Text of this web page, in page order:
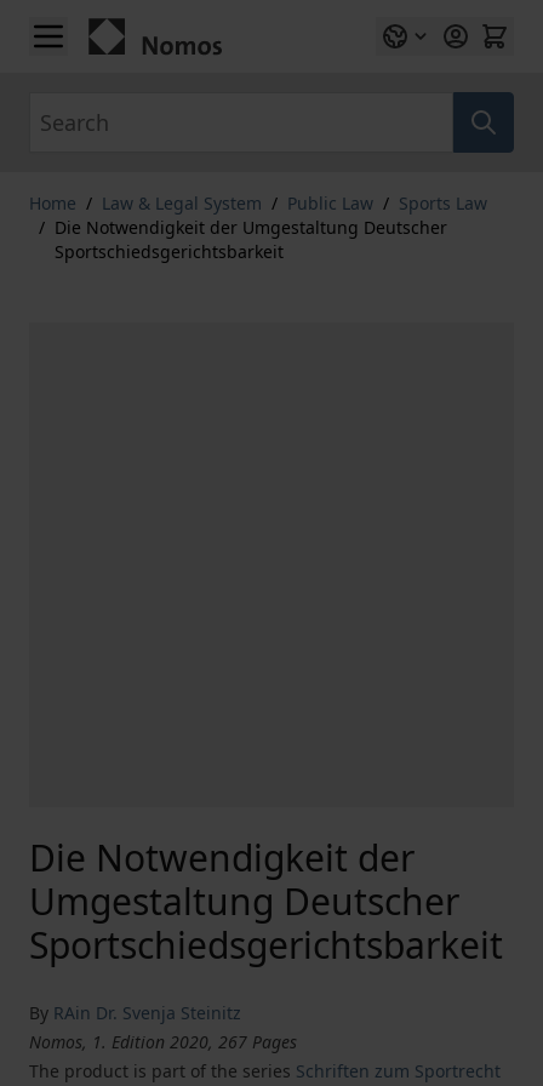
Skip to Content
Home / Law & Legal System / Public Law / Sports Law
/ Die Notwendigkeit der Umgestaltung Deutscher
Sportschiedsgerichtsbarkeit
Die Notwendigkeit der
Umgestaltung Deutscher
Sportschiedsgerichtsbarkeit
By RAin Dr. Svenja Steinitz
Nomos, 1. Edition 2020, 267 Pages
The product is part of the series Schriften zum Sportrecht